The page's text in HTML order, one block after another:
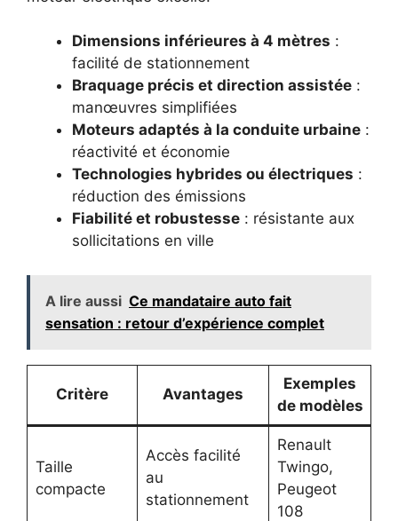
Dimensions inférieures à 4 mètres :
facilité de stationnement
Braquage précis et direction assistée :
manœuvres simplifiées
Moteurs adaptés à la conduite urbaine :
réactivité et économie
Technologies hybrides ou électriques :
réduction des émissions
Fiabilité et robustesse : résistante aux
sollicitations en ville
A lire aussi Ce mandataire auto fait
sensation : retour d’expérience complet
Critère Avantages
Exemples
de modèles
Taille
compacte
Accès facilité
au
stationnement
Renault
Twingo,
Peugeot
108